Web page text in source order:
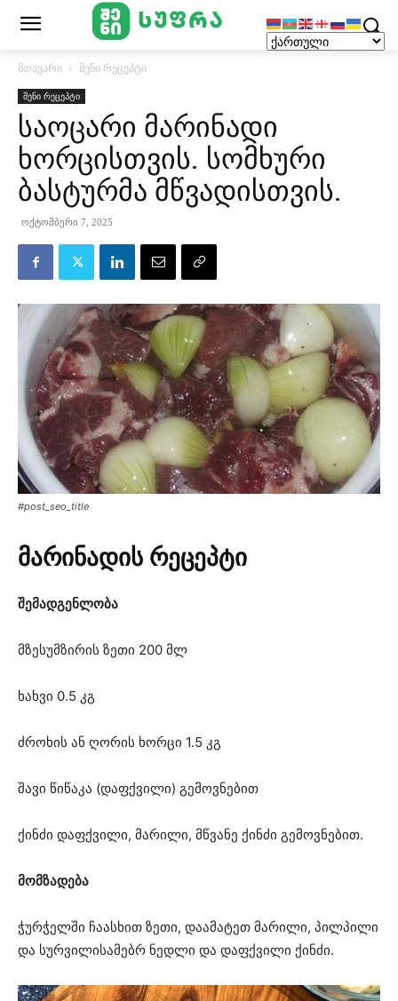
მთავარი შენი რეცეპტი
შენი რეცეპტი
საოცარი მარინადი
ხორცისთვის. სომხური
ბასტურმა მწვადისთვის.
ოქტომბერი 7, 2025
#post_seo_title
მარინადის რეცეპტი
შემადგენლობა
მზესუმზირის ზეთი 200 მლ
ხახვი 0.5 კგ
ძროხის ან ღორის ხორცი 1.5 კგ
შავი წიწაკა (დაფქვილი) გემოვნებით
ქინძი დაფქვილი, მარილი, მწვანე ქინძი გემოვნებით.
მომზადება
ჭურჭელში ჩაასხით ზეთი, დაამატეთ მარილი, პილპილი
და სურვილისამებრ ნედლი და დაფქვილი ქინძი.